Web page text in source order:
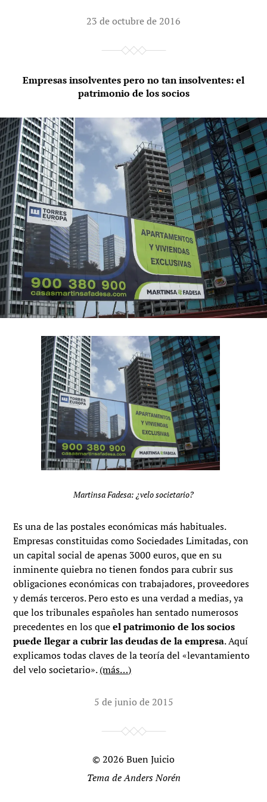
23 de octubre de 2016
Empresas insolventes pero no tan insolventes: el
patrimonio de los socios
Martinsa Fadesa: ¿velo societario?
Es una de las postales económicas más habituales.
Empresas constituidas como Sociedades Limitadas, con
un capital social de apenas 3000 euros, que en su
inminente quiebra no tienen fondos para cubrir sus
obligaciones económicas con trabajadores, proveedores
y demás terceros. Pero esto es una verdad a medias, ya
que los tribunales españoles han sentado numerosos
precedentes en los queel patrimonio de los socios
puede llegar a cubrir las deudas de la empresa. Aquí
explicamos todas claves de la teoría del «levantamiento
del velo societario».(más…)
5 de junio de 2015
© 2026 Buen Juicio
Tema deAnders Norén